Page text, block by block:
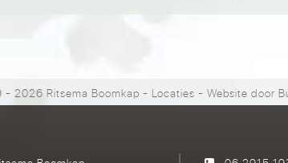
2026 Ritsema Boomkap - Locaties - Website door